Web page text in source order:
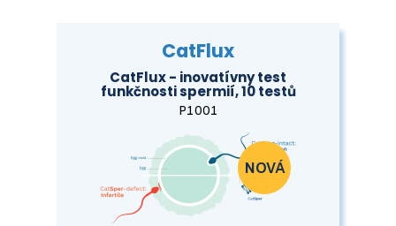
CatFlux
CatFlux - inovatívny test
funkčnosti spermií, 10 testů
P1001